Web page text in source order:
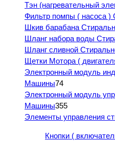
Тэн (нагревательный
Фильтр помпы ( насоса
Шкив барабана
Шланг набора воды
Шланг сливной
Щетки Мотора (
Электронный модуль
Машины74
Электронный модуль
Машины355
Элементы управления
Кнопки (